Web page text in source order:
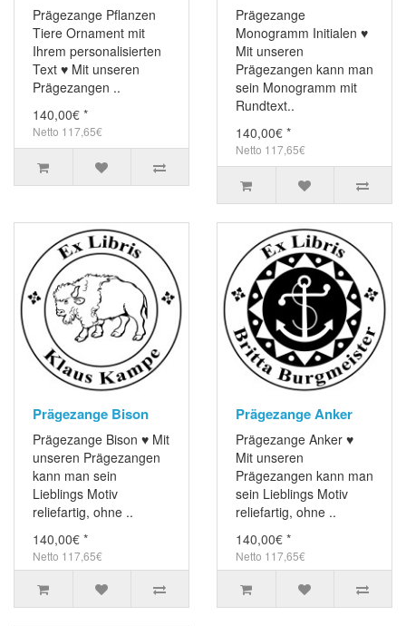
Prägezange Pflanzen
Tiere Ornament mit
Ihrem personalisierten
Text ♥ Mit unseren
Prägezangen ..
140,00€ *
Netto 117,65€
Prägezange
Monogramm Initialen ♥
Mit unseren
Prägezangen kann man
sein Monogramm mit
Rundtext..
140,00€ *
Netto 117,65€
Prägezange Bison
Prägezange Bison ♥ Mit
unseren Prägezangen
kann man sein
Lieblings Motiv
reliefartig, ohne ..
140,00€ *
Netto 117,65€
Prägezange Anker
Prägezange Anker ♥
Mit unseren
Prägezangen kann man
sein Lieblings Motiv
reliefartig, ohne ..
140,00€ *
Netto 117,65€